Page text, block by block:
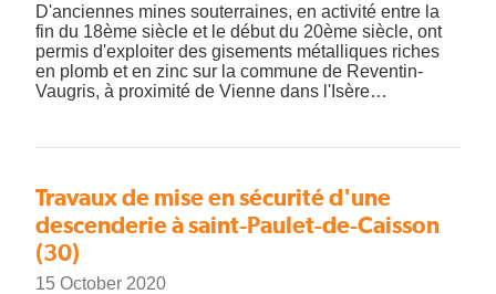
D'anciennes mines souterraines, en activité entre la
fin du 18ème siècle et le début du 20ème siècle, ont
permis d'exploiter des gisements métalliques riches
en plomb et en zinc sur la commune de Reventin-
Vaugris, à proximité de Vienne dans l'Isère…
Travaux de mise en sécurité d'une
descenderie à saint-Paulet-de-Caisson
(30)
15 October 2020